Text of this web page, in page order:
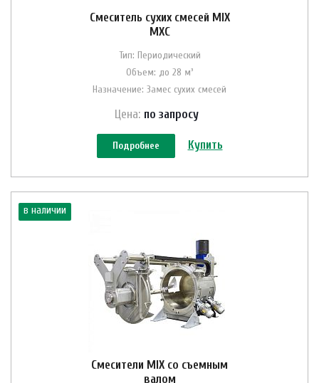
Смеситель сухих смесей MIX
MXC
Тип: Периодический
Объем: до 28 м³
Назначение: Замес сухих смесей
Цена: по запросу
Подробнее Купить
в наличии
Смесители MIX со съемным
валом